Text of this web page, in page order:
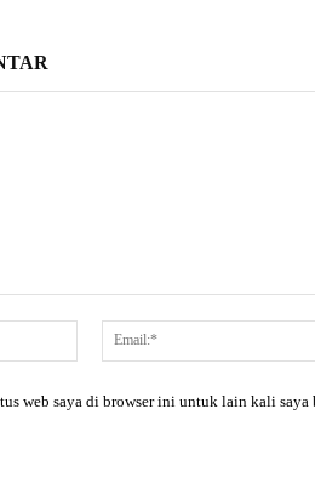
Nama:*
web saya di browser ini untuk lain kali saya